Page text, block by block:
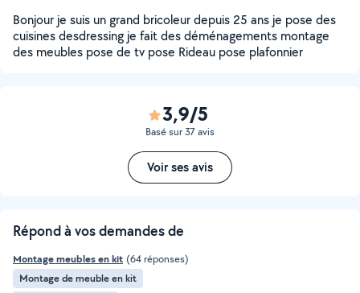
Bonjour je suis un grand bricoleur depuis 25 ans je pose des
cuisines desdressing je fait des déménagements montage
des meubles pose de tv pose Rideau pose plafonnier
3,9/5
Basé sur 37 avis
Voir ses avis
Répond à vos demandes de
Montage meubles en kit (64 réponses)
Montage de meuble en kit